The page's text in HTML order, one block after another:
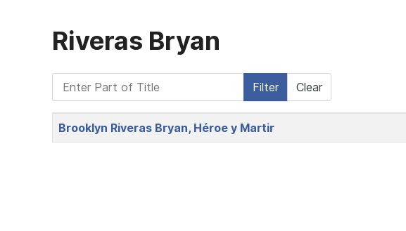
Riveras Bryan
Enter Part of Title Filter Clear
Title
Brooklyn Riveras Bryan, Héroe y Martir